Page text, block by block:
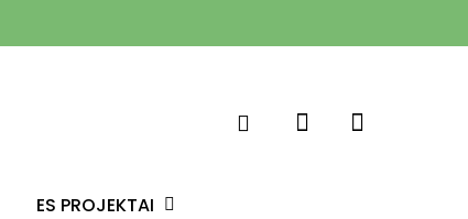
ES PROJEKTAI